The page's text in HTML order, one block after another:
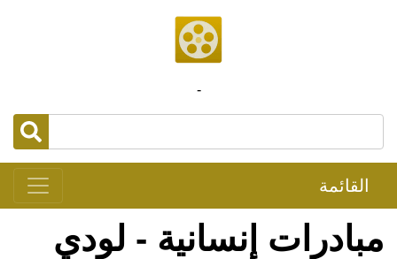
-
القائمة
مبادرات إنسانية - لودي